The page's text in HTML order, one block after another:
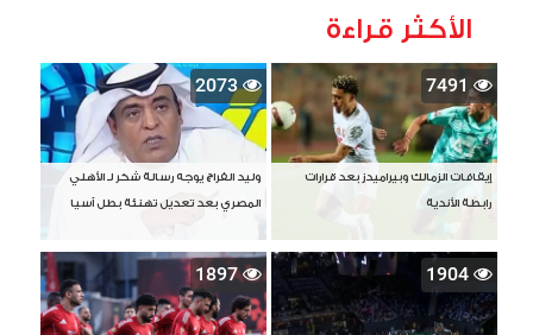
الأكثر قراءة
7491
إيقافات الزمالك وبيراميدز بعد قرارات
رابطة الأندية
2073
وليد الفراج يوجه رسالة شكر لـ الأهلي
المصري بعد تعديل تهنئة بطل آسيا
1904
1897